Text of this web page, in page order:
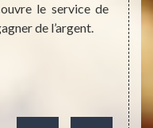
le service de
de l’argent.